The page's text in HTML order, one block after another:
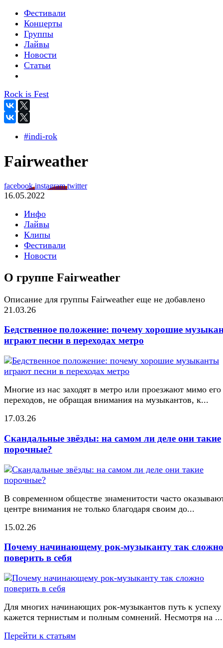
Фестивали
Концерты
Группы
Лайвы
Новости
Статьи
Rock is Fest
#indi-rok
Fairweather
facebookinstagramtwitter
16.05.2022
Инфо
Лайвы
Клипы
Фестивали
Новости
О группе Fairweather
Описание для группы Fairweather еще не добавлено
21.03.26
Бедственное положение: почему хорошие
играют песни в переходах метро
Многие из нас заходят в метро или проезжают мимо его
переходов, не обращая внимания на музыкантов, к...
17.03.26
Скандальные звёзды: на самом ли деле они такие
порочные?
В современном обществе знаменитости часто
центре внимания не только благодаря своим до...
15.02.26
Почему начинающему рок-музыканту так сложно
поверить в себя
Для многих начинающих рок-музыкантов путь к успеху
кажется тернистым и полным сомнений. Несмотря на ...
Перейти к статьям